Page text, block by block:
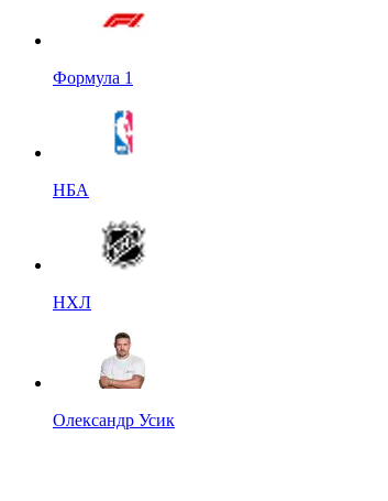
Формула 1
НБА
НХЛ
Олександр Усик